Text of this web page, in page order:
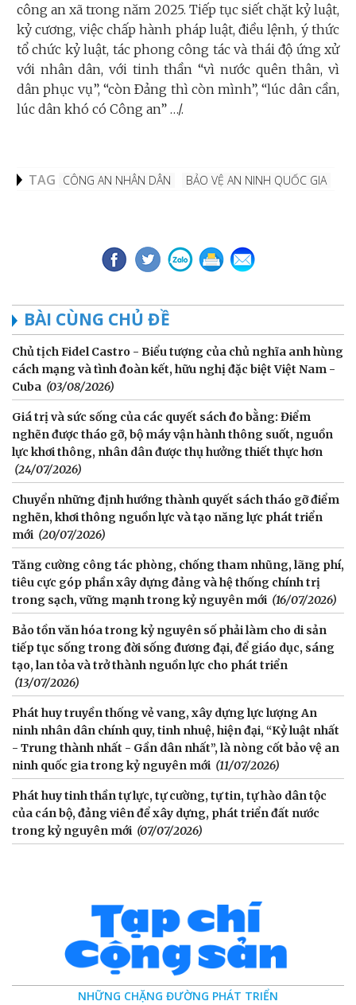
công an xã trong năm 2025. Tiếp tục siết chặt kỷ luật,
kỷ cương, việc chấp hành pháp luật, điều lệnh, ý thức
tổ chức kỷ luật, tác phong công tác và thái độ ứng xử
với nhân dân, với tinh thần “vì nước quên thân, vì
dân phục vụ”, “còn Ðảng thì còn mình”, “lúc dân cần,
lúc dân khó có Công an” …/.
TAG CÔNG AN NHÂN DÂN BẢO VỆ AN NINH QUỐC GIA
BÀI CÙNG CHỦ ĐỀ
Chủ tịch Fidel Castro - Biểu tượng của chủ nghĩa anh hùng
cách mạng và tình đoàn kết, hữu nghị đặc biệt Việt Nam -
Cuba (03/08/2026)
Giá trị và sức sống của các quyết sách đo bằng: Điểm
nghẽn được tháo gỡ, bộ máy vận hành thông suốt, nguồn
lực khơi thông, nhân dân được thụ hưởng thiết thực hơn
(24/07/2026)
Chuyển những định hướng thành quyết sách tháo gỡ điểm
nghẽn, khơi thông nguồn lực và tạo năng lực phát triển
mới (20/07/2026)
Tăng cường công tác phòng, chống tham nhũng, lãng phí,
tiêu cực góp phần xây dựng đảng và hệ thống chính trị
trong sạch, vững mạnh trong kỷ nguyên mới (16/07/2026)
Bảo tồn văn hóa trong kỷ nguyên số phải làm cho di sản
tiếp tục sống trong đời sống đương đại, để giáo dục, sáng
tạo, lan tỏa và trở thành nguồn lực cho phát triển
(13/07/2026)
Phát huy truyền thống vẻ vang, xây dựng lực lượng An
ninh nhân dân chính quy, tinh nhuệ, hiện đại, “Kỷ luật nhất
- Trung thành nhất - Gần dân nhất”, là nòng cốt bảo vệ an
ninh quốc gia trong kỷ nguyên mới (11/07/2026)
Phát huy tinh thần tự lực, tự cường, tự tin, tự hào dân tộc
của cán bộ, đảng viên để xây dựng, phát triển đất nước
trong kỷ nguyên mới (07/07/2026)
NHỮNG CHẶNG ĐƯỜNG PHÁT TRIỂN